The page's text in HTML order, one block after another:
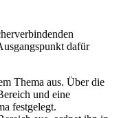
dafür
Thema aus. Über die
und eine
festgelegt.